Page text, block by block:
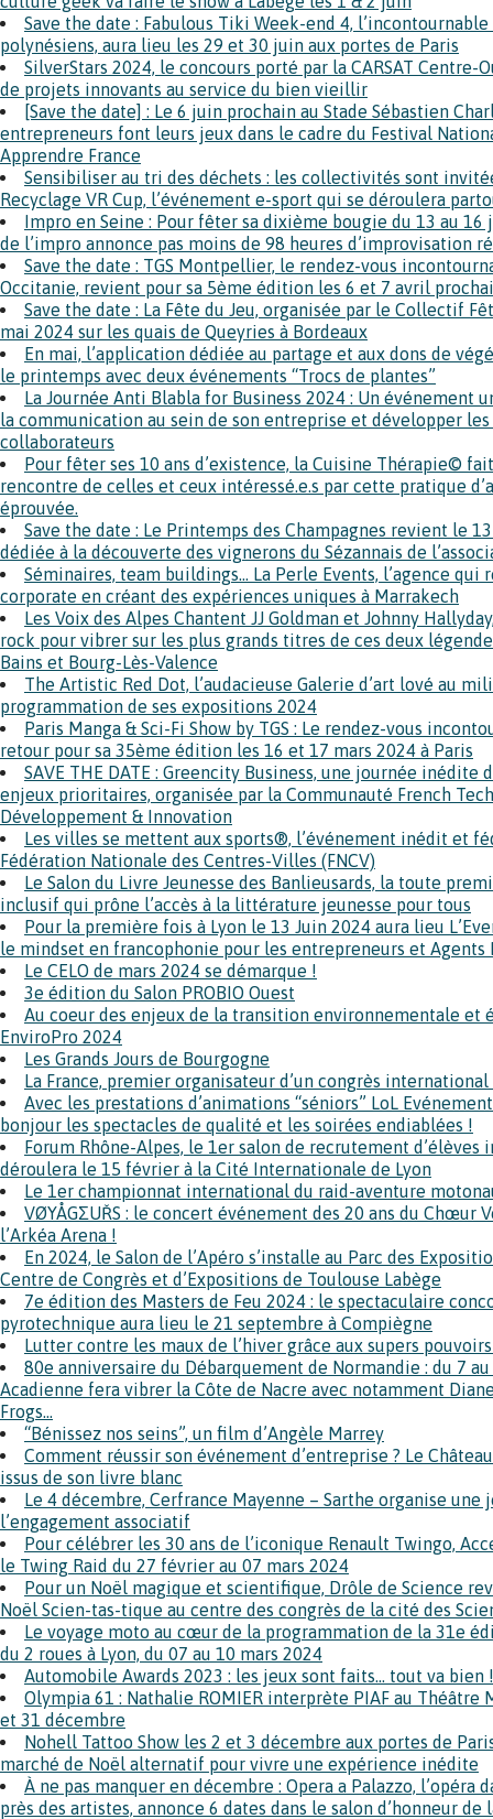
Save the date : Fabulous Tiki Week-end 4,
polynésiens, aura lieu les 29 et 30 juin aux portes de Paris
SilverStars 2024, le concours porté par la CARSAT Centre-
de projets innovants au service du bien vieillir
[Save the date] : Le 6 juin prochain au Stade Sébastien
entrepreneurs font leurs jeux dans le cadre du Festival
Apprendre France
Sensibiliser au tri des déchets : les collectivités sont
Recyclage VR Cup, l’événement e-sport qui se déroulera
Impro en Seine : Pour fêter sa dixième bougie du 13 au 16
de l’impro annonce pas moins de 98 heures d’improvisation
Save the date : TGS Montpellier, le rendez-vous
Occitanie, revient pour sa 5ème édition les 6 et 7 avril
Save the date : La Fête du Jeu, organisée par le Collectif
mai 2024 sur les quais de Queyries à Bordeaux
En mai, l’application dédiée au partage et aux dons de
le printemps avec deux événements “Trocs de plantes”
La Journée Anti Blabla for Business 2024 : Un événement
la communication au sein de son entreprise et développer
collaborateurs
Pour fêter ses 10 ans d’existence, la Cuisine Thérapie©
rencontre de celles et ceux intéressé.e.s par cette pratique
éprouvée.
Save the date : Le Printemps des Champagnes revient le
dédiée à la découverte des vignerons du Sézannais de
Séminaires, team buildings… La Perle Events, l’agence qui
corporate en créant des expériences uniques à Marrakech
Les Voix des Alpes Chantent JJ Goldman et Johnny
rock pour vibrer sur les plus grands titres de ces deux
Bains et Bourg-Lès-Valence
The Artistic Red Dot, l’audacieuse Galerie d’art lové au
programmation de ses expositions 2024
Paris Manga & Sci-Fi Show by TGS : Le rendez-vous
retour pour sa 35ème édition les 16 et 17 mars 2024 à Paris
SAVE THE DATE : Greencity Business, une journée inédite
enjeux prioritaires, organisée par la Communauté French
Développement & Innovation
Les villes se mettent aux sports®, l’événement inédit et
Fédération Nationale des Centres-Villes (FNCV)
Le Salon du Livre Jeunesse des Banlieusards, la toute
inclusif qui prône l’accès à la littérature jeunesse pour tous
Pour la première fois à Lyon le 13 Juin 2024 aura lieu
le mindset en francophonie pour les entrepreneurs et
Le CELO de mars 2024 se démarque !
3e édition du Salon PROBIO Ouest
Au coeur des enjeux de la transition environnementale et
EnviroPro 2024
Les Grands Jours de Bourgogne
La France, premier organisateur d’un congrès
Avec les prestations d’animations “séniors” LoL
bonjour les spectacles de qualité et les soirées endiablées !
Forum Rhône-Alpes, le 1er salon de recrutement d’élèves
déroulera le 15 février à la Cité Internationale de Lyon
Le 1er championnat international du raid-aventure
VØYÅGΣUŘS : le concert événement des 20 ans du Chœur
l’Arkéa Arena !
En 2024, le Salon de l’Apéro s’installe au Parc des
Centre de Congrès et d’Expositions de Toulouse Labège
7e édition des Masters de Feu 2024 : le spectaculaire
pyrotechnique aura lieu le 21 septembre à Compiègne
Lutter contre les maux de l’hiver grâce aux supers
80e anniversaire du Débarquement de Normandie : du 7
Acadienne fera vibrer la Côte de Nacre avec notamment
Frogs…
“Bénissez nos seins”, un film d’Angèle Marrey
Comment réussir son événement d’entreprise ? Le
issus de son livre blanc
Le 4 décembre, Cerfrance Mayenne – Sarthe organise
l’engagement associatif
Pour célébrer les 30 ans de l’iconique Renault Twingo,
le Twing Raid du 27 février au 07 mars 2024
Pour un Noël magique et scientifique, Drôle de Science
Noël Scien-tas-tique au centre des congrès de la cité des
Le voyage moto au cœur de la programmation de la 31e
du 2 roues à Lyon, du 07 au 10 mars 2024
Automobile Awards 2023 : les jeux sont faits… tout va bien !
Olympia 61 : Nathalie ROMIER interprète PIAF au Théâtre
et 31 décembre
Nohell Tattoo Show les 2 et 3 décembre aux portes de
marché de Noël alternatif pour vivre une expérience inédite
À ne pas manquer en décembre : Opera a Palazzo, l’opéra
près des artistes, annonce 6 dates dans le salon d’honneur de